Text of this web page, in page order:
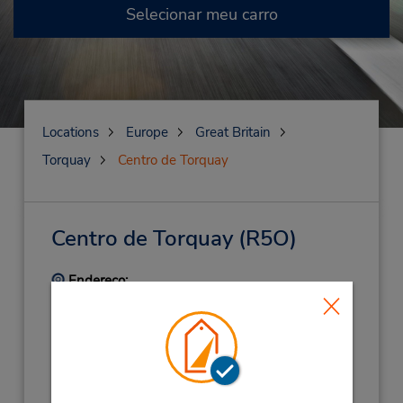
Selecionar meu carro
Locations Europe
Great Britain
Torquay
Centro de Torquay
Centro de Torquay(R5O)
Endereço:
Torquay, TQ2 6NU,
United Kingdom